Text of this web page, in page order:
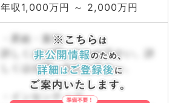
年収1,000万円 ～ 2,000万円
・昇給・賞与
詳しくはお問い合わせ下さい。詳
しくはお問い合わせ下さい。
・インセンティブ